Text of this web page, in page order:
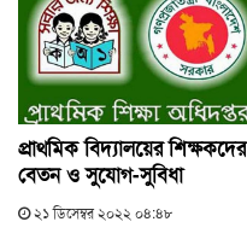
প্রাথমিক বিদ্যালয়ের শিক্ষকদের
বেতন ও সুযোগ-সুবিধা
২১ ডিসেম্বর ২০২২ ০৪:৪৮